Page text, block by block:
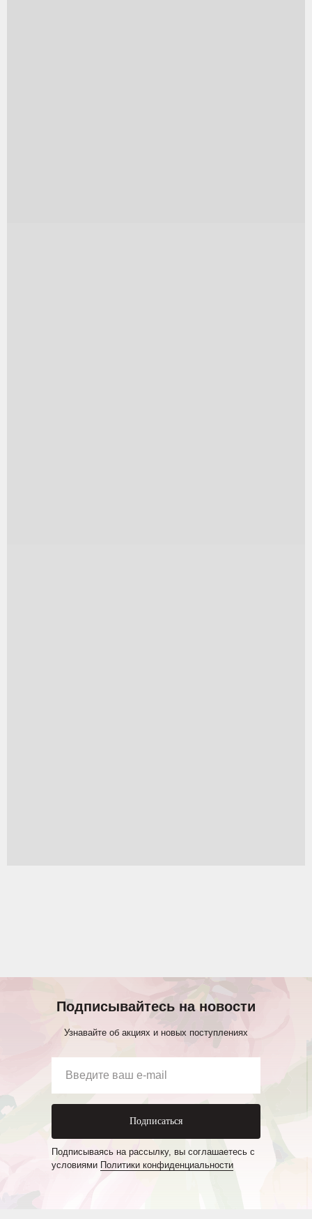
Подписывайтесь на новости
Узнавайте об акциях и новых поступлениях
Подписаться
Подписываясь на рассылку, вы соглашаетесь с
условиями Политики конфиденциальности